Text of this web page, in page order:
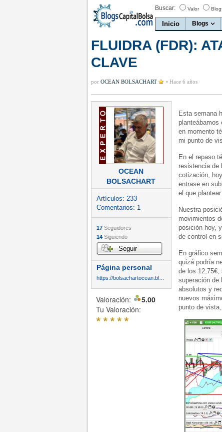
Buscar: Valor
Inicio Blogs
FLUIDRA (FDR):
CLAVE
por OCEAN BOLSACHART • Hace 6 años
OCEAN
BOLSACHART
Artículos: 233
Comentarios: 1
17 Seguidores
14 Siguiendo
Seguir
Página personal
Valoración:
5.00
Tu Valoración:
*****
Esta semana
planteábamos
en momento
mi punto de
En el repaso
resistencia de
cotización,
entrase en
el que
Nuestra
movimientos
posición hoy,
de control en
En gráfico
quizá podría
de los 12,75€,
superación de
absolutos y
nuevos
punto de